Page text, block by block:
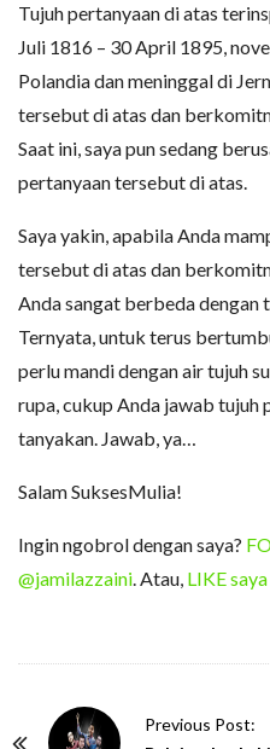
Tujuh pertanyaan di atas
Juli 1816 – 30 April 1895,
Polandia dan meninggal di
tersebut di atas dan
Saat ini, saya pun sedang
pertanyaan tersebut di atas.
Saya yakin, apabila Anda
tersebut di atas dan
Anda sangat berbeda dengan
Ternyata, untuk terus
perlu mandi dengan air tujuh
rupa, cukup Anda jawab tujuh
tanyakan. Jawab, ya…
Salam SuksesMulia!
Ingin ngobrol dengan saya?
@jamilazzaini. Atau, LIKE
Previous Post: